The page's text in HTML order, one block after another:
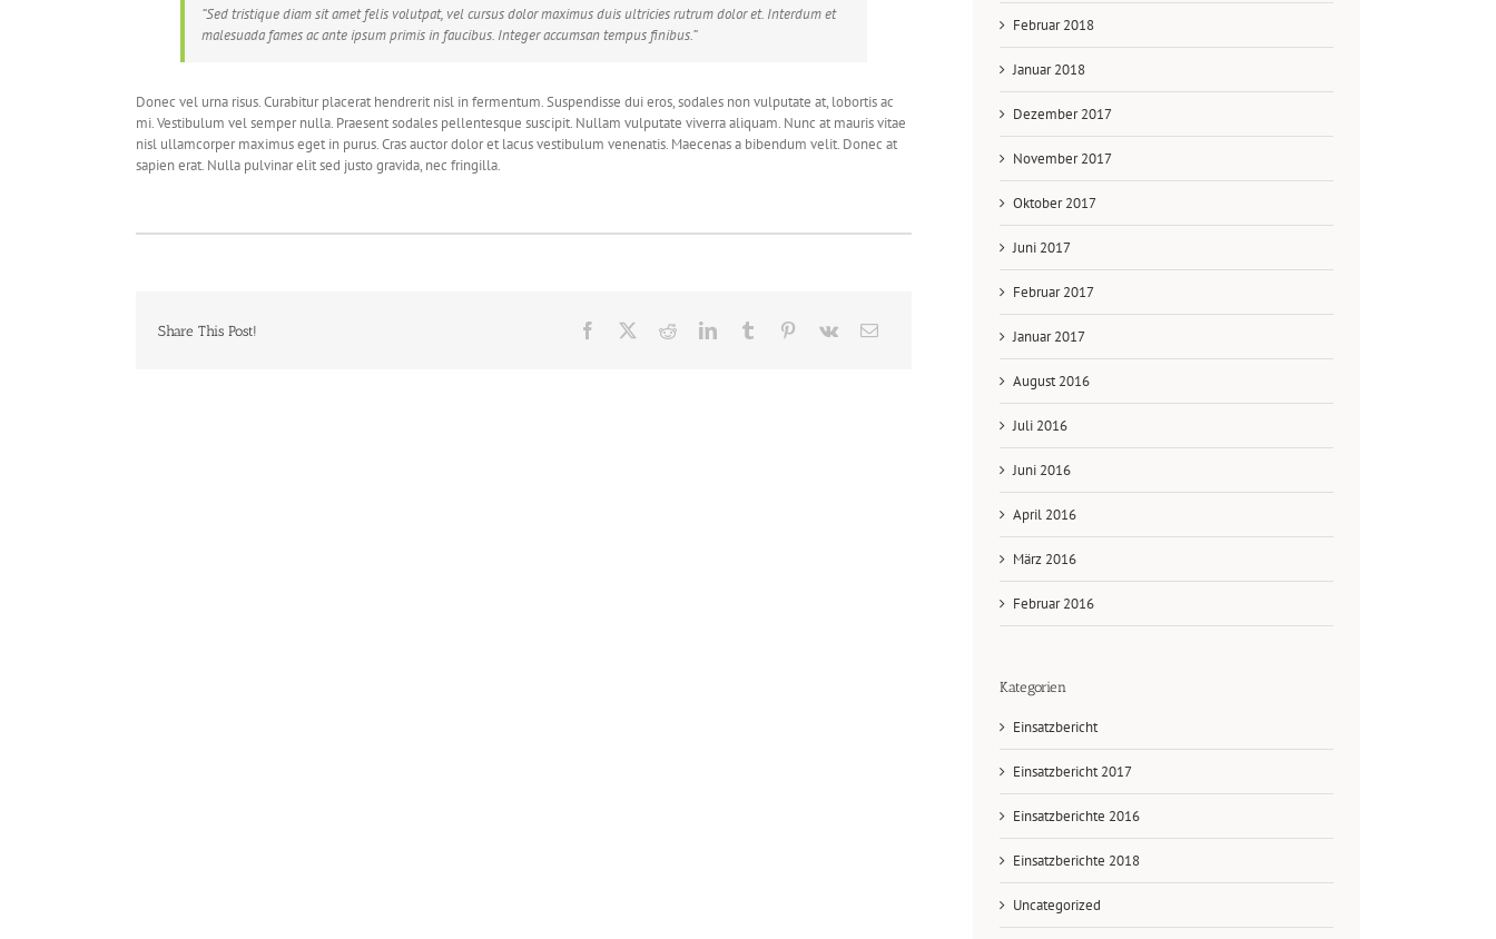
“Sed tristique diam sit amet felis volutpat, vel cursus dolor maximus duis ultricies rutrum dolor et. Interdum et
malesuada fames ac ante ipsum primis in faucibus. Integer accumsan tempus finibus.”
Donec vel urna risus. Curabitur placerat hendrerit nisl in fermentum. Suspendisse dui eros, sodales non vulputate at, lobortis ac
mi. Vestibulum vel semper nulla. Praesent sodales pellentesque suscipit. Nullam vulputate viverra aliquam. Nunc at mauris vitae
nisl ullamcorper maximus eget in purus. Cras auctor dolor et lacus vestibulum venenatis. Maecenas a bibendum velit. Donec at
sapien erat. Nulla pulvinar elit sed justo gravida, nec fringilla.
Share This Post!
Februar 2018
Januar 2018
Dezember 2017
November 2017
Oktober 2017
Juni 2017
Februar 2017
Januar 2017
August 2016
Juli 2016
Juni 2016
April 2016
März 2016
Februar 2016
Kategorien
Einsatzbericht
Einsatzbericht 2017
Einsatzberichte 2016
Einsatzberichte 2018
Uncategorized